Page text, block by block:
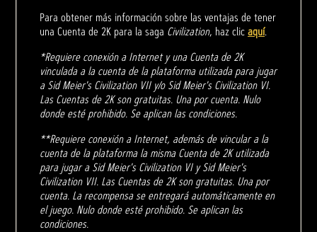
Para obtener más información sobre las ventajas de tener
una Cuenta de 2K para la saga Civilization, haz clicaquí.
*Requiere conexión a Internet y una Cuenta de 2K
vinculada a la cuenta de la plataforma utilizada para jugar
a Sid Meier's Civilization VII y/o Sid Meier's Civilization VI.
Las Cuentas de 2K son gratuitas. Una por cuenta. Nulo
donde esté prohibido. Se aplican las condiciones.
**Requiere conexión a Internet, además de vincular a la
cuenta de la plataforma la misma Cuenta de 2K utilizada
para jugar a Sid Meier's Civilization VI y Sid Meier's
Civilization VII. Las Cuentas de 2K son gratuitas. Una por
cuenta. La recompensa se entregará automáticamente en
el juego. Nulo donde esté prohibido. Se aplican las
condiciones.